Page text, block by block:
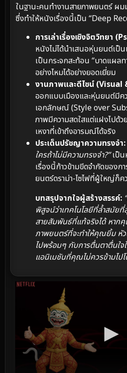
ในฐานะคนทำงานสายภาพยนตร์ ผ
ซึ่งทำให้หนังเรื่องนี้เป็น “Deep
การเล่าเรื่องเชิงจิตวิทยา
หนังไม่ได้นำเสนอหุ่นยนต์เป็
เป็นกระจกสะท้อน “บาดแผล
อย่างไหมได้อย่างยอดเยี่ยม
งานภาพและดีไซน์
ออกแบบเมืองและหุ่นยนต์มี
เอกลักษณ์ (Style over
ภาพมีความสดใสแต่แฝงไปด้
เหงาที่เข้าถึงอารมณ์ได้จริง
ประเด็นปรัชญาความทรงจำ:
ใครถ้าไม่มีความทรงจำ?”เป็น
เรื่องนี้ก้าวข้ามขีดจำกัดของก
ยนตร์ดราม่า-ไซไฟที่ผู้ใหญ่ก็ค
บทสรุปจากใจผู้สร้างสรรค์:
พิสูจน์ว่าเทคโนโลยีที่ล้ำสมัย
สายสัมพันธ์ที่แท้จริงได้ หาก
ภาพยนตร์ที่จะทำให้คุณยิ้ม หัวเ
ไปพร้อมๆ กับการตื่นตาตื่นใ
แอนิเมชันที่คุณไม่ควรข้ามไป